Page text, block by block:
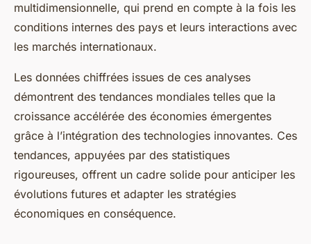
multidimensionnelle, qui prend en compte à la fois les
conditions internes des pays et leurs interactions avec
les marchés internationaux.
Les données chiffrées issues de ces analyses
démontrent des tendances mondiales telles que la
croissance accélérée des économies émergentes
grâce à l’intégration des technologies innovantes. Ces
tendances, appuyées par des statistiques
rigoureuses, offrent un cadre solide pour anticiper les
évolutions futures et adapter les stratégies
économiques en conséquence.